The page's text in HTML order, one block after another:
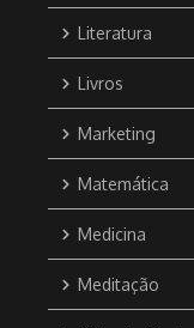
Literatura
Livros
Marketing
Matemática
Medicina
Meditação